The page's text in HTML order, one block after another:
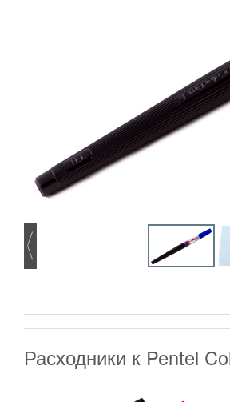
Расходники к Pentel